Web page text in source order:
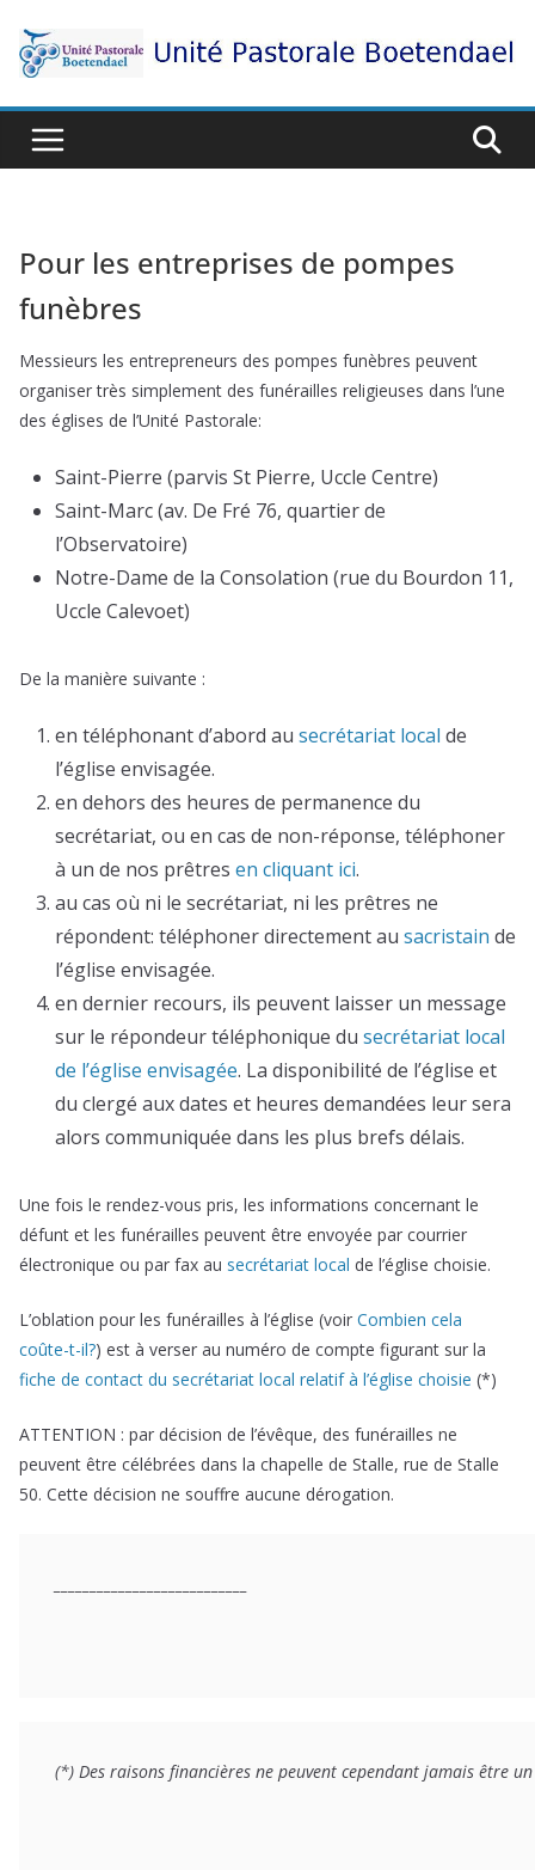
au
contenu
Pour les entreprises de pompes
funèbres
Messieurs les entrepreneurs des pompes funèbres peuvent
organiser très simplement des funérailles religieuses dans l’une
des églises de l’Unité Pastorale:
Saint-Pierre (parvis St Pierre, Uccle Centre)
Saint-Marc (av. De Fré 76, quartier de
l’Observatoire)
Notre-Dame de la Consolation (rue du Bourdon 11,
Uccle Calevoet)
De la manière suivante :
en téléphonant d’abord au secrétariat local de
l’église envisagée.
en dehors des heures de permanence du
secrétariat, ou en cas de non-réponse, téléphoner
à un de nos prêtres en cliquant ici.
au cas où ni le secrétariat, ni les prêtres ne
répondent: téléphoner directement au sacristain de
l’église envisagée.
en dernier recours, ils peuvent laisser un message
sur le répondeur téléphonique du secrétariat local
de l’église envisagée. La disponibilité de l’église et
du clergé aux dates et heures demandées leur sera
alors communiquée dans les plus brefs délais.
Une fois le rendez-vous pris, les informations concernant le
défunt et les funérailles peuvent être envoyée par courrier
électronique ou par fax au secrétariat local de l’église choisie.
L’oblation pour les funérailles à l’église (voir Combien cela
coûte-t-il?) est à verser au numéro de compte figurant sur la
fiche de contact du secrétariat local relatif à l’église choisie (*)
ATTENTION : par décision de l’évêque, des funérailles ne
peuvent être célébrées dans la chapelle de Stalle, rue de Stalle
50. Cette décision ne souffre aucune dérogation.
(*) Des raisons financières ne peuvent cependant jamais être